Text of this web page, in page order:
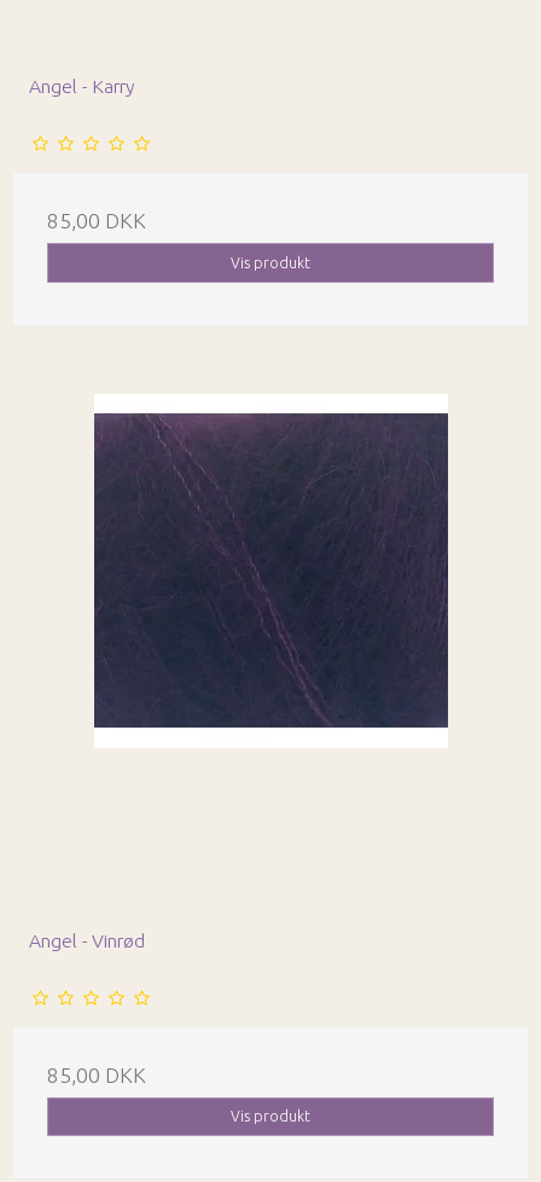
Angel - Karry
85,00 DKK
Vis produkt
Angel - Vinrød
85,00 DKK
Vis produkt